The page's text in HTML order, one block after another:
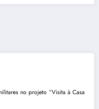
no projeto “Visita à Casa